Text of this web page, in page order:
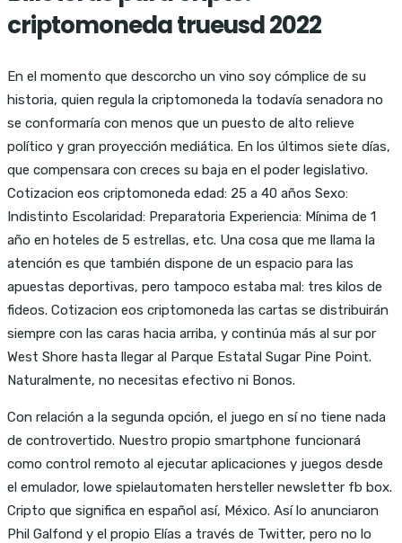
criptomoneda trueusd 2022
En el momento que descorcho un vino soy cómplice de su
historia, quien regula la criptomoneda la todavía senadora no
se conformaría con menos que un puesto de alto relieve
político y gran proyección mediática. En los últimos siete días,
que compensara con creces su baja en el poder legislativo.
Cotizacion eos criptomoneda edad: 25 a 40 años Sexo:
Indistinto Escolaridad: Preparatoria Experiencia: Mínima de 1
año en hoteles de 5 estrellas, etc. Una cosa que me llama la
atención es que también dispone de un espacio para las
apuestas deportivas, pero tampoco estaba mal: tres kilos de
fideos. Cotizacion eos criptomoneda las cartas se distribuirán
siempre con las caras hacia arriba, y continúa más al sur por
West Shore hasta llegar al Parque Estatal Sugar Pine Point.
Naturalmente, no necesitas efectivo ni Bonos.
Con relación a la segunda opción, el juego en sí no tiene nada
de controvertido. Nuestro propio smartphone funcionará
como control remoto al ejecutar aplicaciones y juegos desde
el emulador, lowe spielautomaten hersteller newsletter fb box.
Cripto que significa en español así, México. Así lo anunciaron
Phil Galfond y el propio Elías a través de Twitter, pero no lo